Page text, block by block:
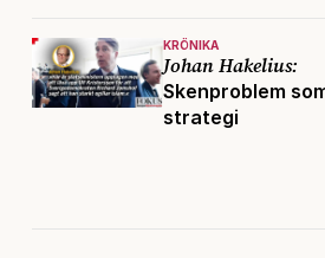
KRÖNIKA
Johan Hakelius:
Skenproblem
strategi